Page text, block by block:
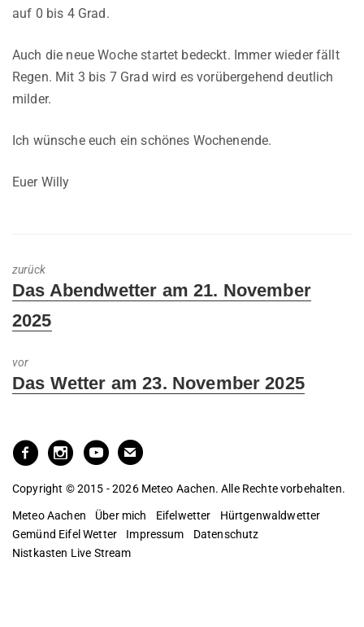
auf 0 bis 4 Grad.
Auch die neue Woche startet bedeckt. Immer wieder fällt
Regen. Mit 3 bis 7 Grad wird es vorübergehend deutlich
milder.
Ich wünsche euch ein schönes Wochenende.
Euer Willy
zurück
Previous
Das Abendwetter am 21. November
2025
vor
Next
Das Wetter am 23. November 2025
Copyright © 2015 - 2026 Meteo Aachen. Alle Rechte vorbehalten.
Meteo Aachen Über mich Eifelwetter
Hürtgenwaldwetter
Gemünd Eifel Wetter
Impressum
Datenschutz
Nistkasten Live Stream